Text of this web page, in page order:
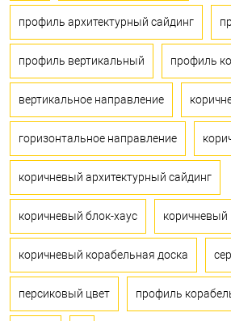
профиль архитектурный сайдинг
профиль вертикальный профиль
вертикальное направление
горизонтальное направление
коричневый архитектурный сайдинг
коричневый блок-хаус коричневый
коричневый корабельная доска
персиковый цвет профиль